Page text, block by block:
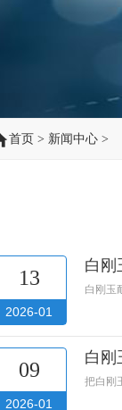
首页 > 新闻中心 >
13
2026-01
白刚
白刚玉
09
2026-01
白刚
把白刚